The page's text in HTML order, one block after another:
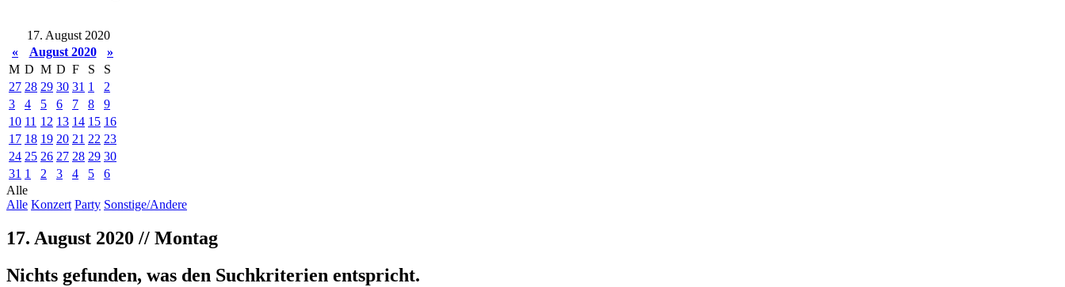
17. August 2020
«
August 2020
»
M D M D F S
S
27 28 29 30 31 1
2
3
4 5 6 7 8
9
10 11 12 13 14 15 16
17 18 19 20 21 22 23
24 25 26 27 28 29 30
31 1 2 3 4 5
6
Alle
Alle Konzert Party Sonstige/Andere
17. August 2020 // Montag
Nichts gefunden, was den Suchkriterien entspricht.